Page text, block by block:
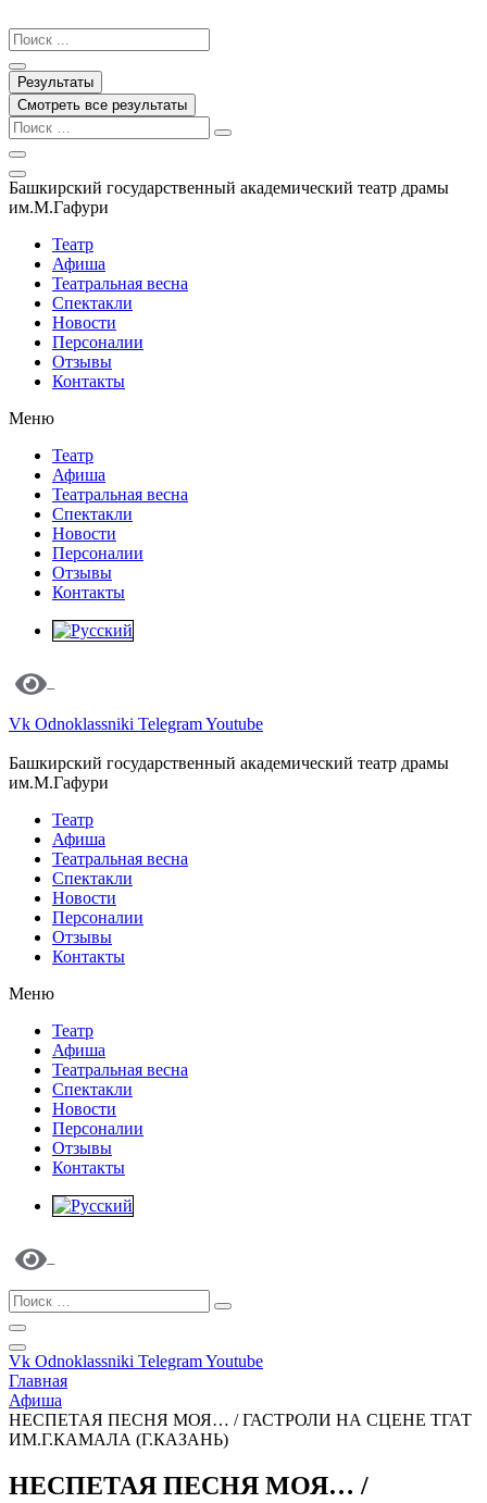
к
содержимому
Search
...
Результаты
Смотреть все результаты
Башкирский государственный академический театр драмы
им.М.Гафури
Театр
Афиша
Театральная весна
Спектакли
Новости
Персоналии
Отзывы
Контакты
Меню
Театр
Афиша
Театральная весна
Спектакли
Новости
Персоналии
Отзывы
Контакты
Vk Odnoklassniki TelegramYoutube
Башкирский государственный академический театр драмы
им.М.Гафури
Театр
Афиша
Театральная весна
Спектакли
Новости
Персоналии
Отзывы
Контакты
Меню
Театр
Афиша
Театральная весна
Спектакли
Новости
Персоналии
Отзывы
Контакты
Vk Odnoklassniki TelegramYoutube
Главная
Афиша
НЕСПЕТАЯ ПЕСНЯ МОЯ… / ГАСТРОЛИ НА СЦЕНЕ ТГАТ
ИМ.Г.КАМАЛА (Г.КАЗАНЬ)
НЕСПЕТАЯ ПЕСНЯ МОЯ… /